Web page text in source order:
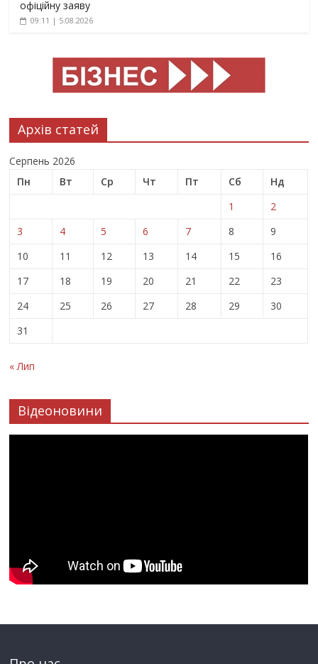
офіційну заяву
09:11 | 5.08.2026
Архів статей
Серпень 2026
Пн
Вт Ср Чт Пт Сб
Нд
1
2
3
4 5 6 7 8
9
10
11 12 13 14 15
16
17
18 19 20 21 22
23
24
25 26 27 28 29
30
31
« Лип
Відеоновини